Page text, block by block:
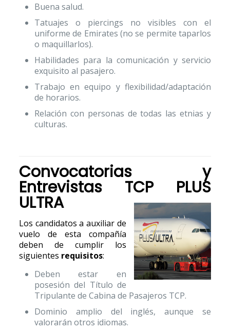
Buena salud.
Tatuajes o piercings no visibles con el
uniforme de Emirates (no se permite taparlos
o maquillarlos).
Habilidades para la comunicación y servicio
exquisito al pasajero.
Trabajo en equipo y flexibilidad/adaptación
de horarios.
Relación con personas de todas las etnias y
culturas.
Convocatorias y
Entrevistas TCP PLUS
ULTRA
Los candidatos a auxiliar de
vuelo de esta compañía
deben de cumplir los
siguientes requisitos:
Deben estar en
posesión del Título de
Tripulante de Cabina de Pasajeros TCP.
Dominio amplio del inglés, aunque se
valorarán otros idiomas.